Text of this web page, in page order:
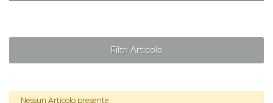
Filtri Articolo
Nessun Articolo presente.